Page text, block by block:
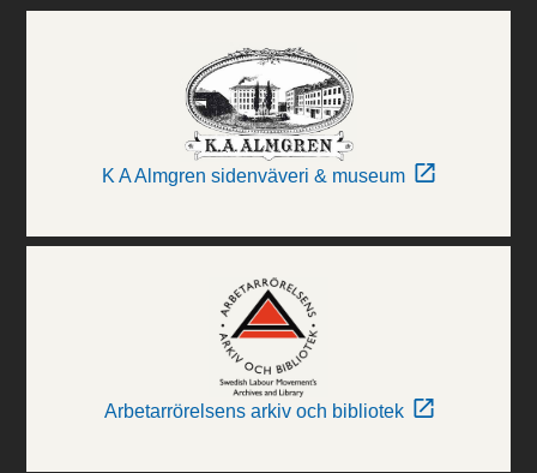
K A Almgren sidenväveri & museum
Arbetarrörelsens arkiv och bibliotek